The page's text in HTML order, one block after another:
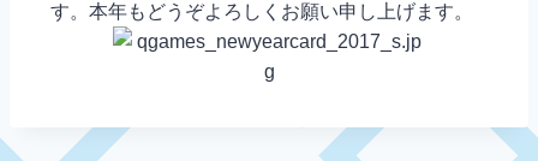
す。本年もどうぞよろしくお願い申し上げます。